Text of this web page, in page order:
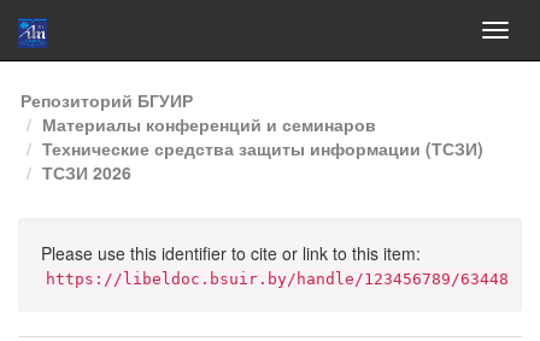
Skip
navigation
Репозиторий БГУИР
Материалы конференций и семинаров
Технические средства защиты информации (ТСЗИ)
ТСЗИ 2026
Please use this identifier to cite or link to this item:
https://libeldoc.bsuir.by/handle/123456789/63448